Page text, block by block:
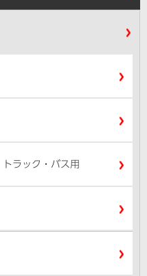
ラック・バス用